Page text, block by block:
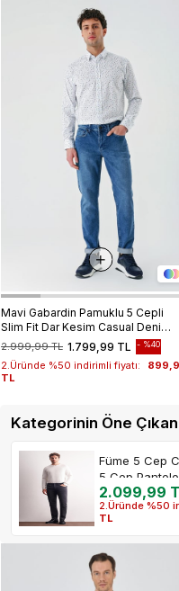
Mavi Gabardin Pamuklu 5 Cepli
Slim Fit Dar Kesim Casual Denim
Pantolon 1023240154
1.799,99 TL
2.999,99 TL %40
2.Üründe %50 indirimli fiyatı:
TL
Kategorinin Öne
Füme 5 Cep
5 Cep
2.099,99
2.Üründe %50
TL